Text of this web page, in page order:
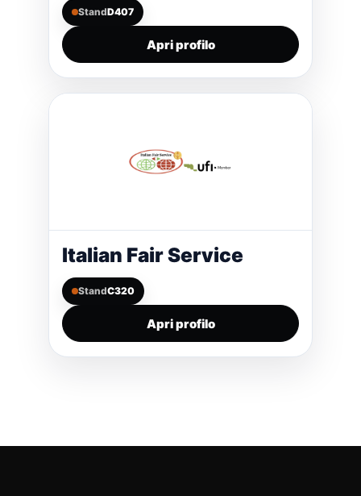
StandD407
Apri profilo
Italian Fair Service
StandC320
Apri profilo